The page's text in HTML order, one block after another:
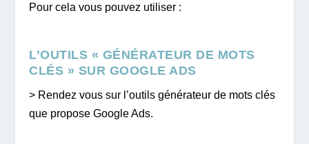
Pour cela vous pouvez utiliser :
L’OUTILS « GÉNÉRATEUR DE MOTS
CLÉS » SUR GOOGLE ADS
> Rendez vous sur l’outils générateur de mots clés
que propose Google Ads.